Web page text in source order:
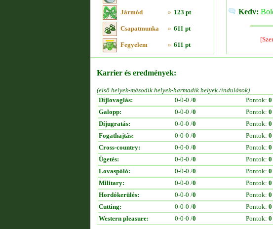
Jármód » 123 pt
Csapatmunka » 611 pt
Fegyelem » 611 pt
Kedv:
Karrier és eredmények:
(első helyek-második helyek-harmadik helyek /indulások)
Díjlovaglás:
0-0-0 /0 Pontok: 0
Galopp:
0-0-0 /0 Pontok: 0
Díjugratás:
0-0-0 /0 Pontok: 0
Fogathajtás:
0-0-0 /0 Pontok: 0
Cross-country:
0-0-0 /0 Pontok: 0
Ügetés:
0-0-0 /0 Pontok: 0
Lovaspóló:
0-0-0 /0 Pontok: 0
Military:
0-0-0 /0 Pontok: 0
Hordókerülés:
0-0-0 /0 Pontok: 0
Cutting:
0-0-0 /0 Pontok: 0
Western pleasure:
0-0-0 /0 Pontok: 0